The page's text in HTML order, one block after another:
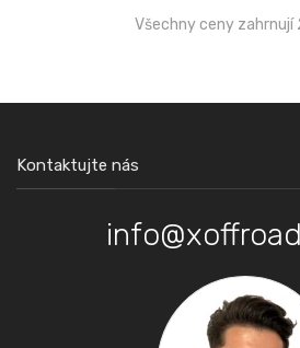
Všechny ceny zahrnují
Kontaktujte nás